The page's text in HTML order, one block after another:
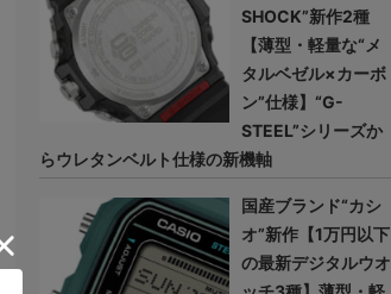
SHOCK”新作2種
【薄型・軽量な“メ
タルベゼル×カーボ
ン”仕様】“G-
STEEL”シリーズか
らウレタンベルト仕様の新機軸
国産ブランド“カシ
オ”新作【1万円以下
の最新デジタルウオ